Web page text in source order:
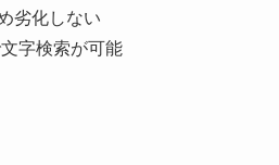
劣化しない
字検索が可能